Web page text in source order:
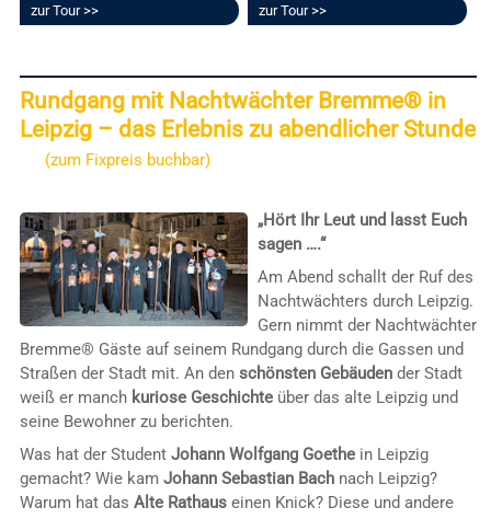
zur Tour
zur Tour
Rundgang mit Nachtwächter Bremme® in
Leipzig – das Erlebnis zu abendlicher Stunde
(zum Fixpreis buchbar)
„Hört Ihr Leut und lasst Euch
sagen ….“
Am Abend schallt der Ruf des
Nachtwächters durch Leipzig.
Gern nimmt der Nachtwächter
Bremme® Gäste auf seinem Rundgang durch die Gassen und
Straßen der Stadt mit. An den schönsten Gebäudender Stadt
weiß er manch kuriose Geschichteüber das alte Leipzig und
seine Bewohner zu berichten.
Was hat der Student Johann Wolfgang Goethein Leipzig
gemacht? Wie kam Johann Sebastian Bachnach Leipzig?
Warum hat das Alte Rathauseinen Knick? Diese und andere